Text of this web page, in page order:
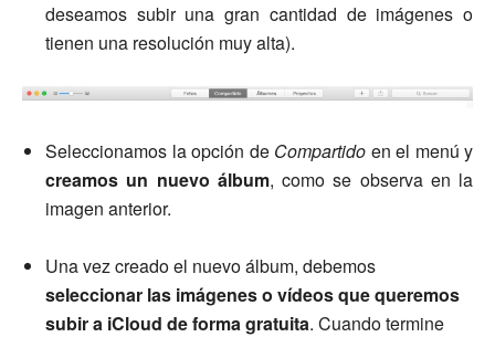
deseamos subir una gran cantidad de imágenes o
tienen una resolución muy alta).
Seleccionamos la opción de Compartido en el menú y
creamos un nuevo álbum, como se observa en la
imagen anterior.
Una vez creado el nuevo álbum, debemos
seleccionar las imágenes o vídeos que queremos
subir a iCloud de forma gratuita. Cuando termine